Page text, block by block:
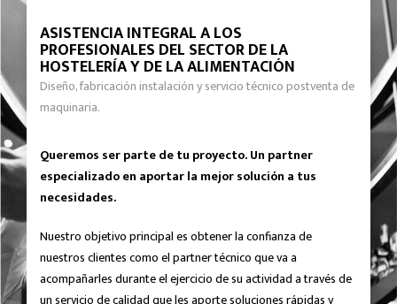
ASISTENCIA INTEGRAL A LOS
PROFESIONALES DEL SECTOR DE LA
HOSTELERÍA Y DE LA ALIMENTACIÓN
Diseño, fabricación instalación y servicio técnico postventa de
maquinaria.
Queremos ser parte de tu proyecto. Un partner
especializado en aportar la mejor solución a tus
necesidades.
Nuestro objetivo principal es obtener la confianza de
nuestros clientes como el partner técnico que va a
acompañarles durante el ejercicio de su actividad a través de